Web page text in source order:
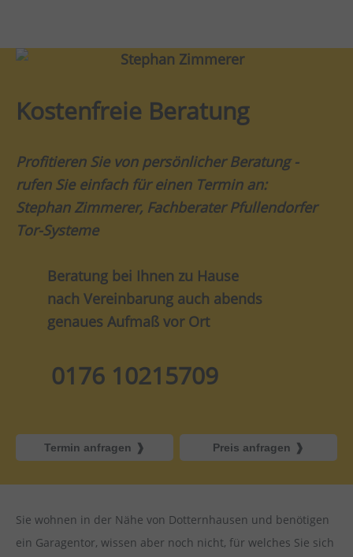
Kostenfreie Beratung
Profitieren Sie von persönlicher Beratung -
rufen Sie einfach für einen Termin an:
Stephan Zimmerer, Fachberater Pfullendorfer
Tor-Systeme
Beratung bei Ihnen zu Hause
nach Vereinbarung auch abends
genaues Aufmaß vor Ort
0176 10215709
Termin anfragen Preis anfragen
Sie wohnen in der Nähe von Dotternhausen und benötigen
ein Garagentor, wissen aber noch nicht, für welches Sie sich